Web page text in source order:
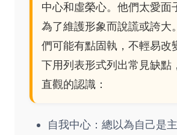
中心和虛榮心。他們太愛面
為了維護形象而說謊或誇大
們可能有點固執，不輕易改
下用列表形式列出常見缺點
直觀的認識：
自我中心：總以為自己是